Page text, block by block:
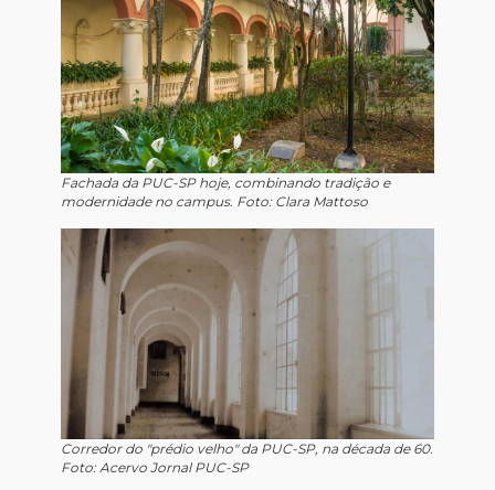
Fachada da PUC-SP hoje, combinando tradição e
modernidade no campus. Foto: Clara Mattoso
Corredor do "prédio velho" da PUC-SP, na década de 60.
Foto: Acervo Jornal PUC-SP